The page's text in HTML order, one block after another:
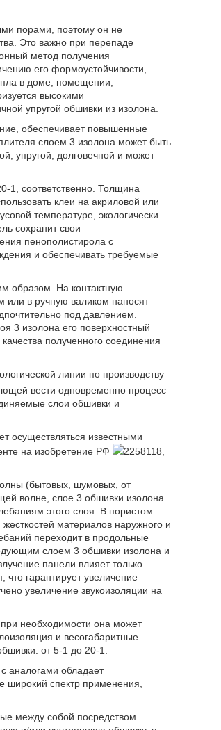
порами, поэтому он не
Это важно при перепаде
метод получения
его формоустойчивости,
в доме, помещении,
высокими
упругой обшивки из изолона.
обеспечивает повышенные
слоем 3 изолона может быть
упругой, долговечной и может
1, соответственно. Толщина
клеи на акриловой или
температуре, экологически
сохранит свои
пенополистирола с
и обеспечивать требуемые
образом. На контактную
или в ручную валиком наносят
под давлением.
3 изолона его поверхностный
полученного соединения
линии по производству
вести одновременно процесс
слои обшивки и
осуществляться известными
на изобретение РФ
2258118,
(бытовых, шумовых, от
волне, слое 3 обшивки изолона
этого слоя. В пористом
материалов наружного и
переходит в продольные
слоем 3 обшивки изолона и
панели влияет только
гарантирует увеличение
увеличение звукоизоляции на
необходимости она может
и весогабаритные
от 5-1 до 20-1.
аналогами обладает
спектр применения,
между собой посредством